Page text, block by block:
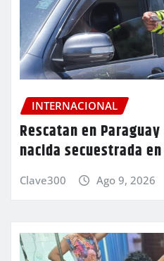
INTERNACIONAL
Rescatan en
nacida secuestrada
Clave300 Ago 9, 2026